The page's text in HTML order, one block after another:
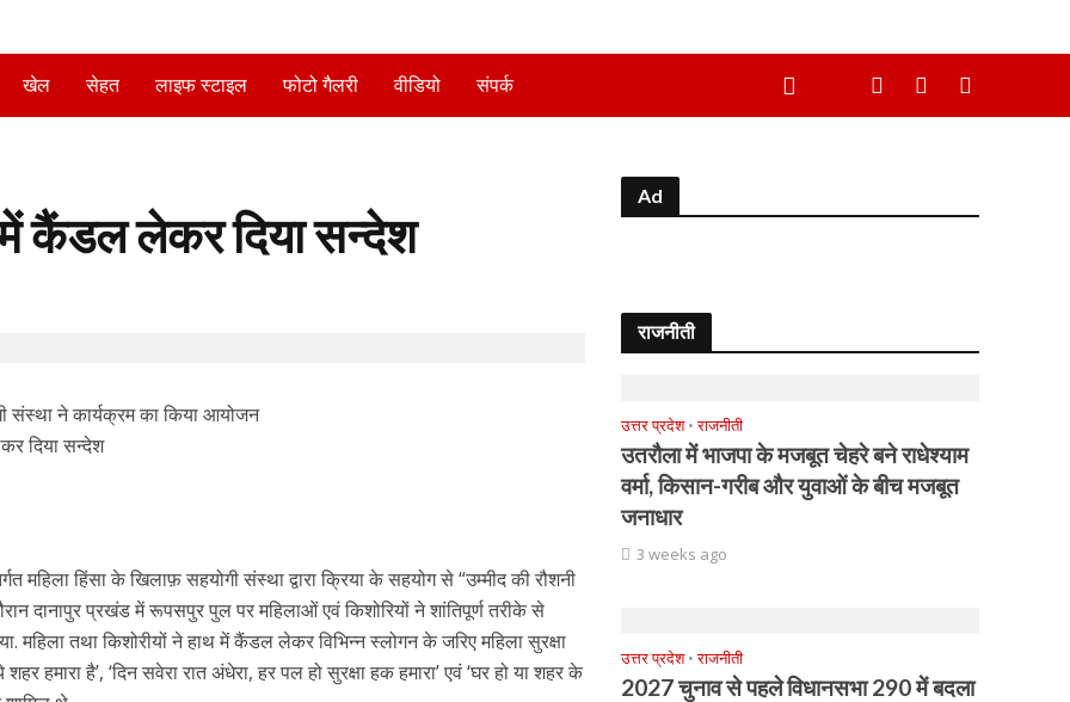
खेल सेहत लाइफ स्टाइल फोटो गैलरी वीडियो संपर्क
में कैंडल लेकर दिया सन्देश
संस्था ने कार्यक्रम का किया आयोजन
दिया सन्देश
महिला हिंसा के खिलाफ़ सहयोगी संस्था द्वारा क्रिया के सहयोग से “उम्मीद की रौशनी
दानापुर प्रखंड में रूपसपुर पुल पर महिलाओं एवं किशोरियों ने शांतिपूर्ण तरीके से
महिला तथा किशोरीयों ने हाथ में कैंडल लेकर विभिन्न स्लोगन के जरिए महिला सुरक्षा
हमारा है’, ‘दिन सवेरा रात अंधेरा, हर पल हो सुरक्षा हक हमारा’ एवं ‘घर हो या शहर के
Ad
राजनीती
उत्तर प्रदेश • राजनीती
उतरौला में भाजपा के मजबूत चेहरे बने राधेश्याम
वर्मा, किसान-गरीब और युवाओं के बीच मजबूत
जनाधार
3 weeks ago
उत्तर प्रदेश • राजनीती
2027 चुनाव से पहले विधानसभा 290 में बदला